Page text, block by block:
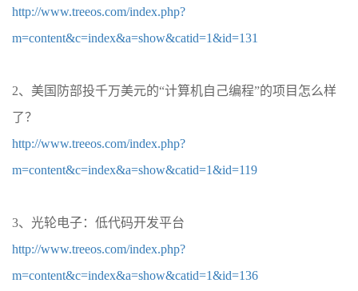
http://www.treeos.com/index.php?
m=content&c=index&a=show&catid=1&id=131
2、美国防部投千万美元的“计算机自己编程”的项目怎么样
了？
http://www.treeos.com/index.php?
m=content&c=index&a=show&catid=1&id=119
3、光轮电子：低代码开发平台
http://www.treeos.com/index.php?
m=content&c=index&a=show&catid=1&id=136